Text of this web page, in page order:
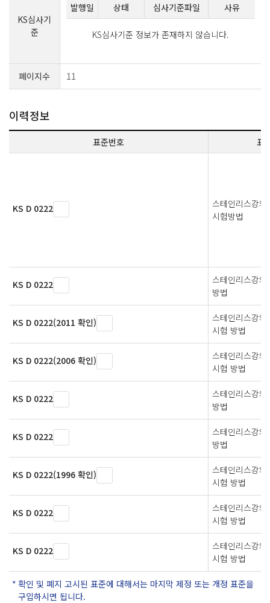
KS심사기
준
발행일 상태 심사기준파일 사유
KS심사기준 정보가 존재하지 않습니다.
페이지수 11
이력정보
표준번호 표
KS D 0222
스테인리스강의
시험방법
KS D 0222
스테인리스강
방법
KS D 0222(2011 확인)
스테인리스강
시험 방법
KS D 0222(2006 확인)
스테인리스강
시험 방법
KS D 0222
스테인리스강
방법
KS D 0222
스테인리스강
방법
KS D 0222(1996 확인)
스테인리스강
시험 방법
KS D 0222
스테인리스강
시험 방법
KS D 0222
스테인리스강
시험 방법
확인 및 폐지 고시된 표준에 대해서는 마지막 제정 또는 개정 표준을
구입하시면 됩니다.